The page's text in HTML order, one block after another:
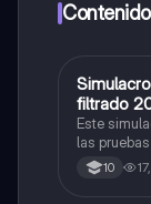
ICFES:
filtrado
Este
las
500/500.
quieras,
10